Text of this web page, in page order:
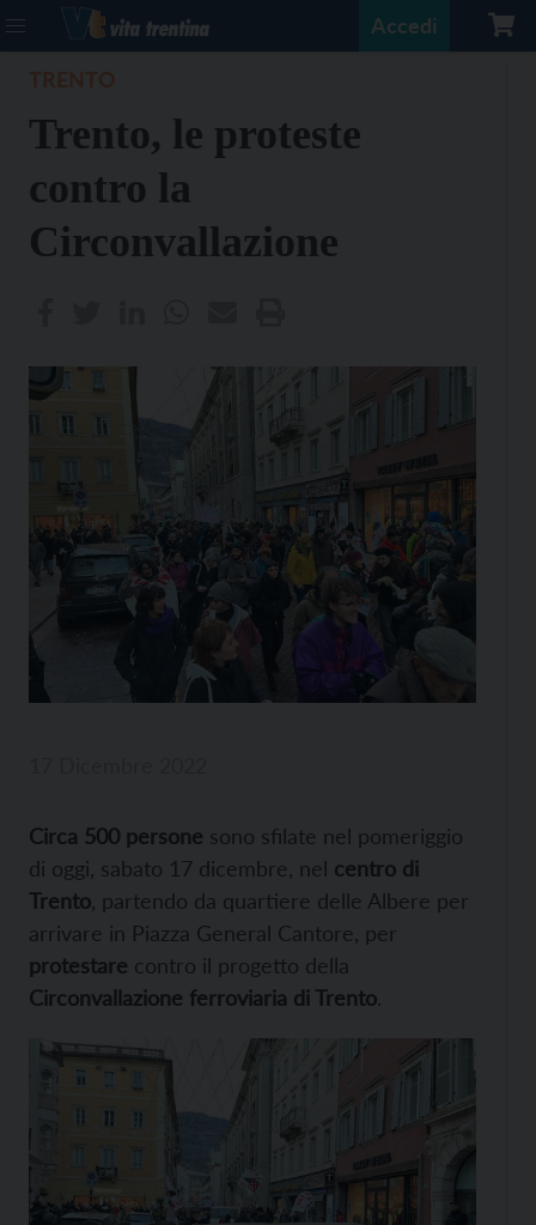
Accedi
Trento, le proteste
contro la
Circonvallazione
Circa 500 persone sono sfilate nel pomeriggio
di oggi, sabato 17 dicembre, nel centro di
Trento , partendo da quartiere delle Albere per
arrivare in Piazza General Cantore, per
protestare contro il progetto della
Circonvallazione ferroviaria di Trento.